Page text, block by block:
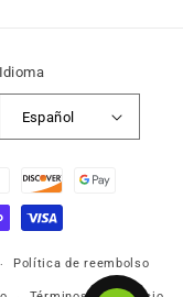
Idioma
Español
Política de reembolso